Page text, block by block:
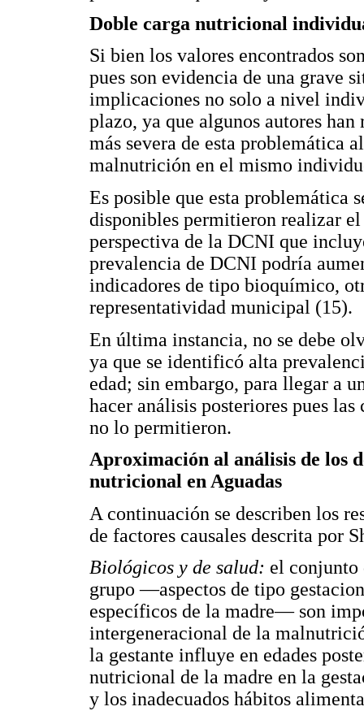
Doble carga nutricional
Si bien los valores encontrados
pues son evidencia de una grave
implicaciones no solo a nivel
plazo, ya que algunos autores
más severa de esta problemática
malnutrición en el mismo
Es posible que esta problemática
disponibles permitieron realizar
perspectiva de la DCNI que
prevalencia de DCNI podría
indicadores de tipo bioquímico,
representatividad municipal (15).
En última instancia, no se debe
ya que se identificó alta
edad; sin embargo, para llegar a
hacer análisis posteriores pues
no lo permitieron.
Aproximación al análisis de los
nutricional en Aguadas
A continuación se describen los
de factores causales descrita por
Biológicos y de salud: el conjunto
grupo —aspectos de tipo
específicos de la madre— son
intergeneracional de la
la gestante influye en edades
nutricional de la madre en la
y los inadecuados hábitos